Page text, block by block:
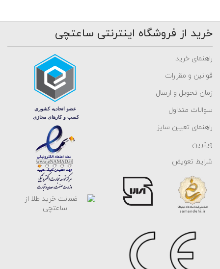
خرید از فروشگاه اینترنتی ساعتچی
راهنمای خرید
قوانین و مقررات
زمان تحویل و ارسال
سوالات متداول
راهنمای تعیین سایز
ویترین
شرایط تعویض